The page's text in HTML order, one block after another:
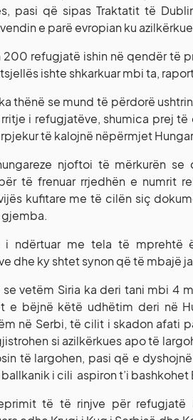
pasi që sipas Traktatit të
e parë evropian ku
200 refugjatë ishin në qendër të
ishte shkarkuar mbi ta,
thënë se mund të përdorë
i refugjatëve, shumica prej
të kalojnë nëpërmjet
njoftoi të mërkurën
të frenuar rrjedhën e numrit
kufitare me të cilën siç
i ndërtuar me tela të mprehtë
dhe ky shtet synon që të mbajë
vetëm Siria ka deri tani mbi 4
e bëjnë këtë udhëtim deri në
në Serbi, të cilit i skadon afati
si azilkërkues apo të
të largohen, pasi që e
i cili aspiron t’i bashkohet
të të rinjve për refugjatë